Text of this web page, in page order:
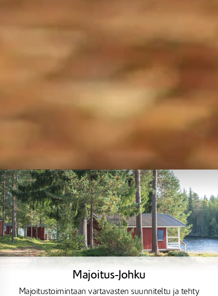
Majoitus-Johku
Majoitustoimintaan vartavasten suunniteltu ja tehty